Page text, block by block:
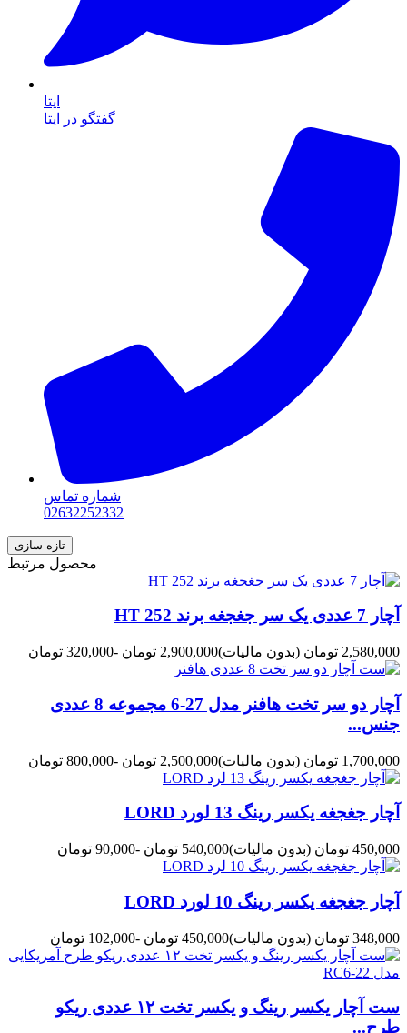
ایتا
گفتگو در ایتا
شماره تماس
02632252332
محصول مرتبط
آچار 7 عددی یک سر جغجغه برند HT 252
2,580,000 تومان (بدون مالیات)2,900,000 تومان -320,000 تومان
آچار دو سر تخت هافنر مدل 27-6 مجموعه 8 عددی
جنس...
1,700,000 تومان (بدون مالیات)2,500,000 تومان -800,000 تومان
آچار جغجغه یکسر رینگ 13 لورد LORD
450,000 تومان (بدون مالیات)540,000 تومان -90,000 تومان
آچار جغجغه یکسر رینگ 10 لورد LORD
348,000 تومان (بدون مالیات)450,000 تومان -102,000 تومان
ست آچار یکسر رینگ و یکسر تخت ۱۲ عددی ریکو
طرح...